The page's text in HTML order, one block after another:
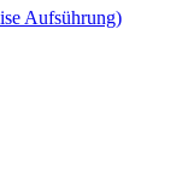
Aufsührung)